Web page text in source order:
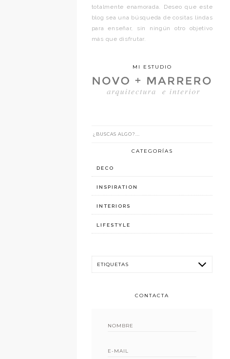
totalmente enamorada. Deseo que este
blog sea una búsqueda de cositas lindas
para enseñar, sin ningún otro objetivo
más que disfrutar.
MI ESTUDIO
CATEGORÍAS
DECO
INSPIRATION
INTERIORS
LIFESTYLE
CONTACTA